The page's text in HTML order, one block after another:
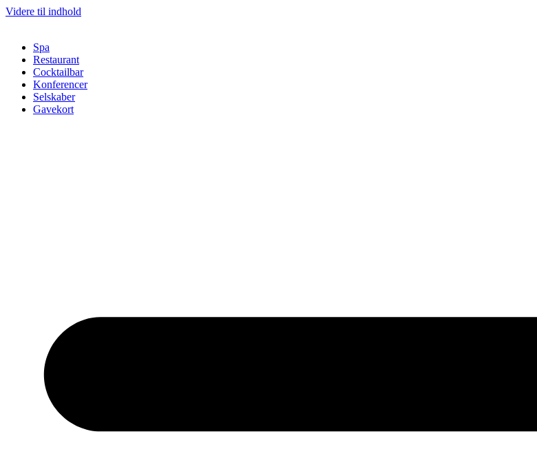
Videre til indhold
Spa
Restaurant
Cocktailbar
Konferencer
Selskaber
Gavekort